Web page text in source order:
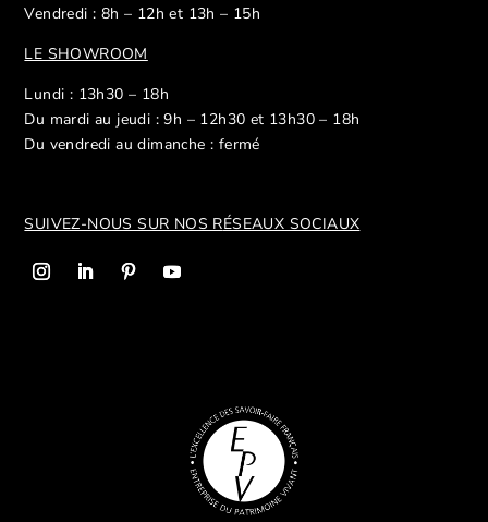
Vendredi : 8h – 12h et 13h – 15h
LE SHOWROOM
Lundi : 13h30 – 18h
Du mardi au jeudi : 9h – 12h30 et 13h30 – 18h
Du vendredi au dimanche : fermé
SUIVEZ-NOUS SUR NOS RÉSEAUX SOCIAUX